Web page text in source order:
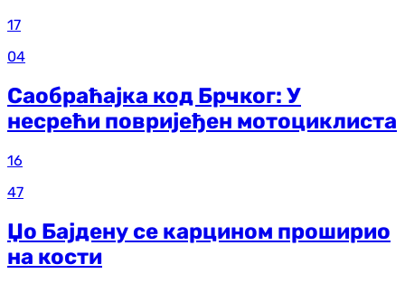
17
04
Саобраћајка код Брчког: У
несрећи повријеђен мотоциклиста
16
47
Џо Бајдену се карцином проширио
на кости